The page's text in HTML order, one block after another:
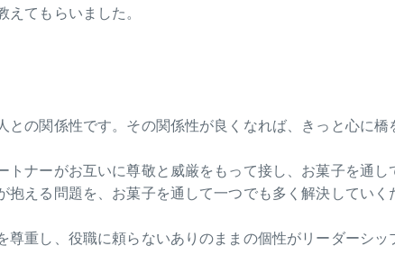
てもらいました。
との関係性です。その関係性が良くなれば、きっと心に橋
トナーがお互いに尊敬と威厳をもって接し、お菓子を通
抱える問題を、お菓子を通して一つでも多く解決していく
尊重し、役職に頼らないありのままの個性がリーダーシ